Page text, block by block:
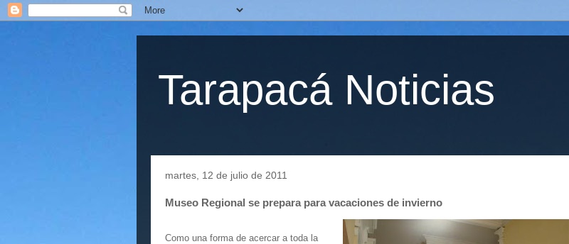
Tarapacá Noticias
martes, 12 de julio de 2011
Museo Regional se prepara para vacaciones de invierno
Como una forma de acercar a toda la